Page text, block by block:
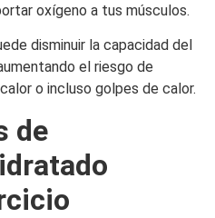
oxígeno a tus músculos.
disminuir la capacidad del
el riesgo de
o incluso golpes de calor.
de